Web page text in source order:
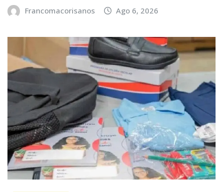
Francomacorisanos Ago 6, 2026